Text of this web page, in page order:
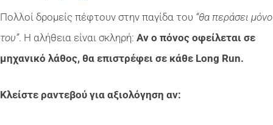
Πολλοί δρομείς πέφτουν στην παγίδα του “θα περάσει μόνο
του”. Η αλήθεια είναι σκληρή: Αν ο πόνος οφείλεται σε
μηχανικό λάθος, θα επιστρέφει σε κάθε Long Run.
Κλείστε ραντεβού για αξιολόγηση αν: